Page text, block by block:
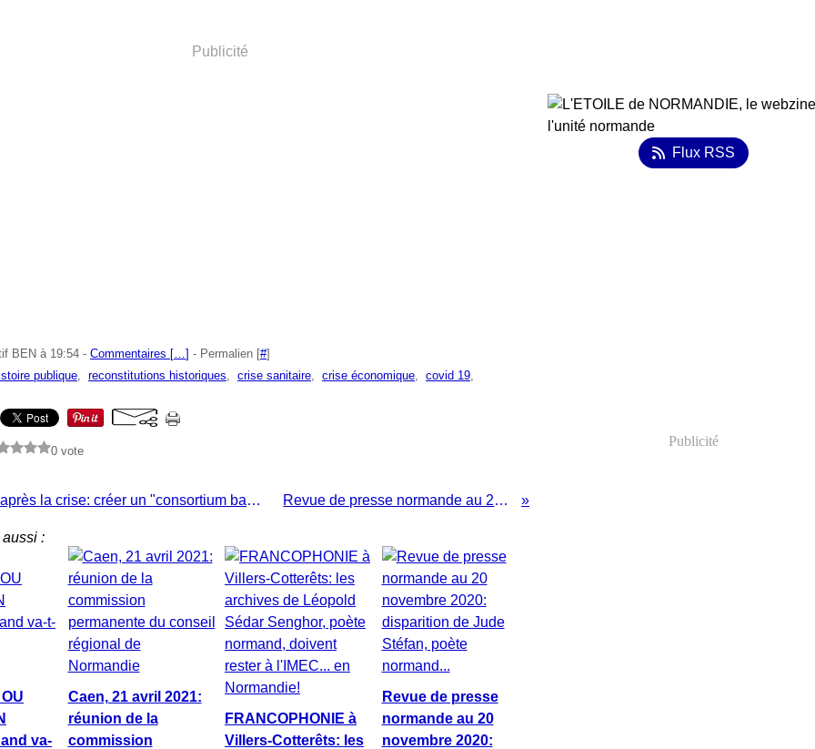
Publicité
BEN à 19:54 - Commentaires […] - Permalien [#]
publique, reconstitutions historiques, crise sanitaire, crise économique, covid 19,
0 vote
Pendant et après la crise: créer un "consortium bancaire normand". Revue de presse normande au 28 mars 2021
aussi :
va-
Caen, 21 avril 2021:
réunion de la
commission
FRANCOPHONIE à
Villers-Cotterêts: les
Revue de presse
normande au 20
novembre 2020:
Flux RSS
Publicité